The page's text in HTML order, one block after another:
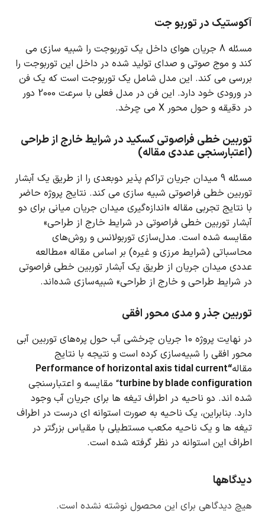
آکوستیک در توربو جت
مسئله 8 جریان هوای داخل یک توربوجت را شبیه سازی می
کند و موج صوتی و صدای تولید شده در داخل این توربوجت را
بررسی می کند. این مدل شامل یک توربوجت است که یک فن
در ورودی خود دارد.
این فن در مدل فعلی با سرعت 2000 دور
در دقیقه و حول محور X می چرخد.
توربین خطی فراصوتی کسکید در شرایط خارج از طراحی
(اعتبارسنجی عددی مقاله)
مسئله 9 میدان جریان تراکم پذیر دوبعدی را از طریق یک آبشار
توربین خطی فراصوتی شبیه سازی می کند. نتایج پروژه حاضر
با نتایج تجربی مقاله «اندازه‌گیری میدان جریان میانی برای دو
آبشار توربین خطی فراصوتی در شرایط خارج از طراحی»
مقایسه شده است. مدل‌سازی توربولانس و روش‌های
محاسباتی (شرایط مرزی و غیره) بر اساس مقاله «مطالعه
عددی میدان جریان از طریق یک آبشار توربین خطی فراصوتی
در شرایط طراحی و خارج از طراحی» شبیه‌سازی شده‌اند.
توربین جذر و مدی محور افقی
در نهایت پروژه 10 جریان چرخشی آب حول پره‌های توربین آبی
محور افقی را شبیه‌سازی کرده است و نتیجه با نتایج
مقاله “Performance of horizontal axis tidal current
turbine by blade configuration“ مقایسه و اعتبارسنجی
شده اند. دو ناحیه در اطراف تیغه ها برای جریان آب وجود
دارد. بنابراین، یک ناحیه به صورت استوانه ای درست در اطراف
تیغه ها و یک ناحیه مکعب مستطیلی با مقیاس بزرگتر در
اطراف این استوانه در نظر گرفته شده است.
دیدگاهها
هیچ دیدگاهی برای این محصول نوشته نشده است.